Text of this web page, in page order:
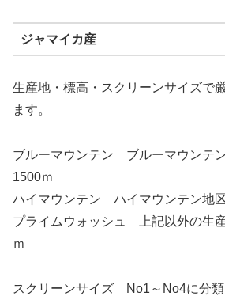
ジャマイカ産
生産地・標高・スクリーンサイズで
ます。
ブルーマウンテン ブルーマウンテ
1500ｍ
ハイマウンテン ハイマウンテン地
プライムウォッシュ 上記以外の生
ｍ
スクリーンサイズ No1～No4に分